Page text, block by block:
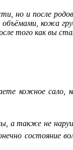
но и после
кожа
того как вы
кожное
а также не